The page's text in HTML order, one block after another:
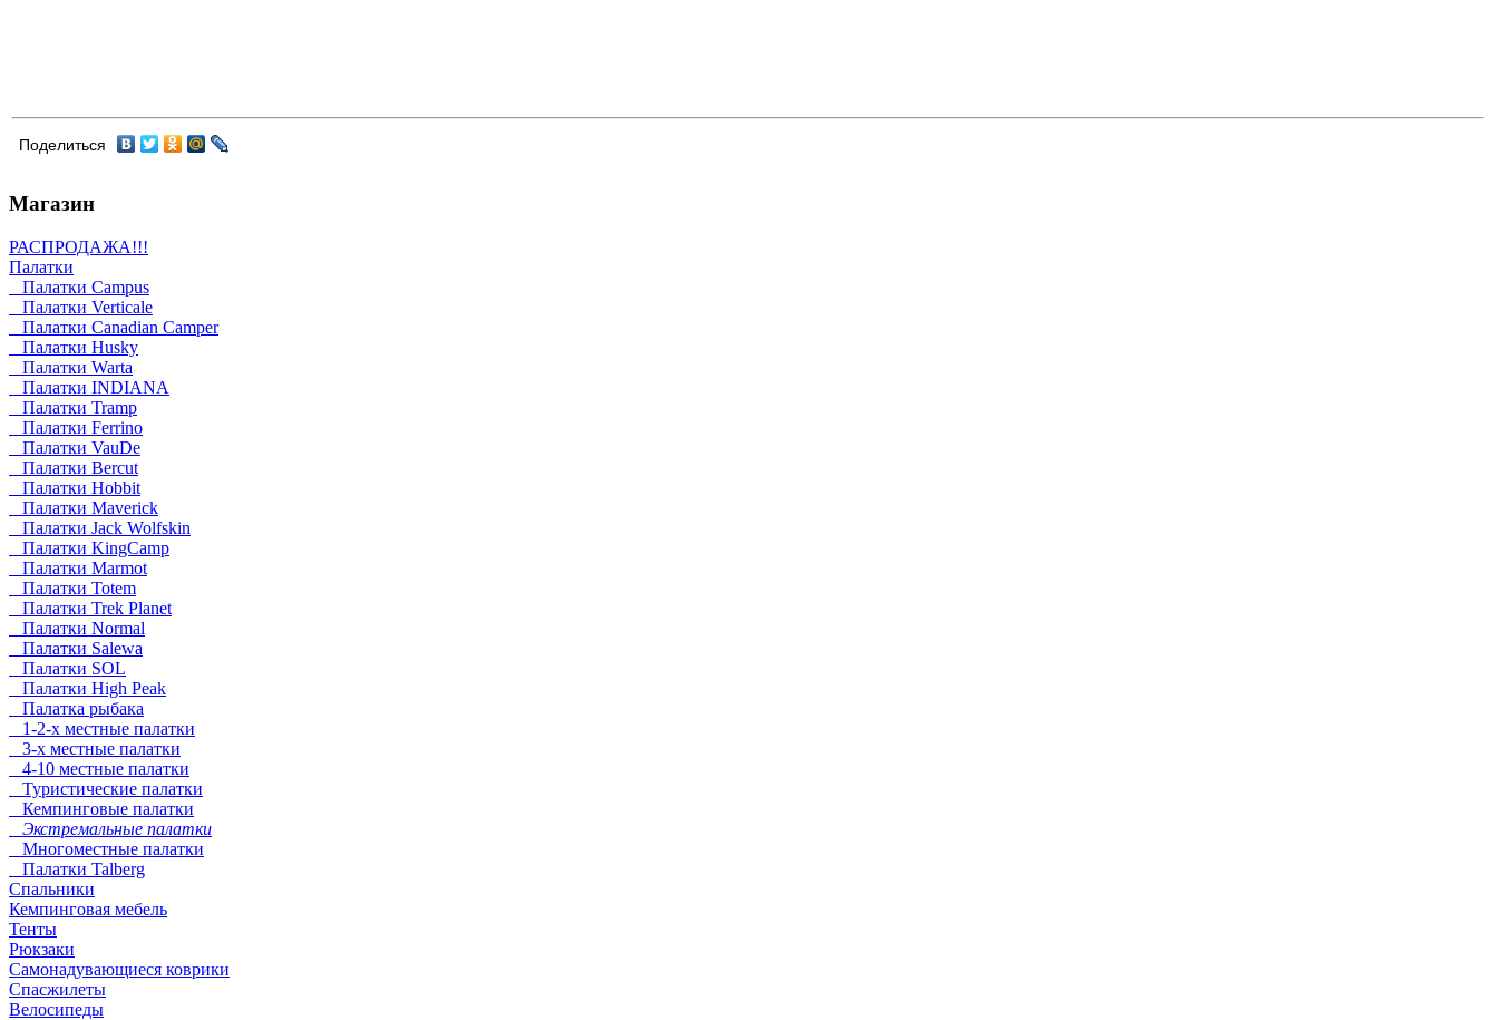
Поделиться
Магазин
РАСПРОДАЖА!!!
Палатки
Палатки Campus
Палатки Verticale
Палатки Canadian Camper
Палатки Husky
Палатки Warta
Палатки INDIANA
Палатки Tramp
Палатки Ferrino
Палатки VauDe
Палатки Bercut
Палатки Hobbit
Палатки Maverick
Палатки Jack Wolfskin
Палатки KingCamp
Палатки Marmot
Палатки Totem
Палатки Trek Planet
Палатки Normal
Палатки Salewa
Палатки SOL
Палатки High Peak
Палатка рыбака
1-2-х местные палатки
3-х местные палатки
4-10 местные палатки
Туристические палатки
Кемпинговые палатки
Экстремальные палатки
Многоместные палатки
Палатки Talberg
Спальники
Кемпинговая мебель
Тенты
Рюкзаки
Самонадувающиеся коврики
Спасжилеты
Велосипеды